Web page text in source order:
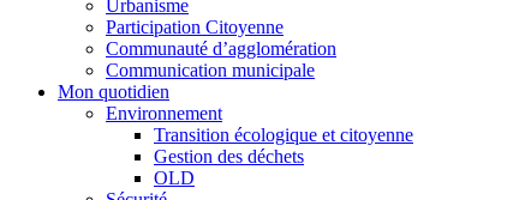
Urbanisme
Participation Citoyenne
Communauté d’agglomération
Communication municipale
Mon quotidien
Environnement
Transition écologique et citoyenne
Gestion des déchets
OLD